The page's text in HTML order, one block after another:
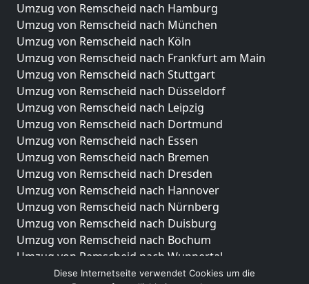
Umzug von Remscheid nach Hamburg
Umzug von Remscheid nach München
Umzug von Remscheid nach Köln
Umzug von Remscheid nach Frankfurt am Main
Umzug von Remscheid nach Stuttgart
Umzug von Remscheid nach Düsseldorf
Umzug von Remscheid nach Leipzig
Umzug von Remscheid nach Dortmund
Umzug von Remscheid nach Essen
Umzug von Remscheid nach Bremen
Umzug von Remscheid nach Dresden
Umzug von Remscheid nach Hannover
Umzug von Remscheid nach Nürnberg
Umzug von Remscheid nach Duisburg
Umzug von Remscheid nach Bochum
Umzug von Remscheid nach Wuppertal
Umzug von Remscheid nach Bielefeld
Diese Internetseite verwendet Cookies um die